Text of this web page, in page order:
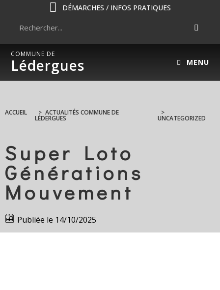
DÉMARCHES / INFOS PRATIQUES
COMMUNE DE
Lédergues MENU
ACCUEIL > ACTUALITÉS COMMUNE DE
LÉDERGUES
>
UNCATEGORIZED
Super Loto
Générations
Mouvement
Publiée le 14/10/2025